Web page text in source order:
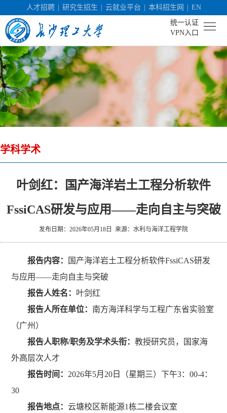
人才招聘 研究生招生 云就业平台 本科招生网
EN
统一认证
VPN入口
首
页
学
校
概
况
机
构
设
人
才
社
究
文
生
长
学科学术
叶剑红：国产海洋岩土工程分析软件
FssiCAS研发与应用——走向自主与突破
发布日期：2026年05月18日 来源：水利与海洋工程学院
报告内容：
国产海洋岩土工程分析软件FssiCAS研发
与应用——走向自主与突破
报告人姓名： 叶剑红
报告人所在单位： 南方海洋科学与工程广东省实验室
（广州）
报告人职称/职务及学术头衔：教授研究员，国家海
外高层次人才
报告时间： 2026年5月20日（星期三）下午3：00-4：
30
报告地点： 云塘校区新能源1栋二楼会议室